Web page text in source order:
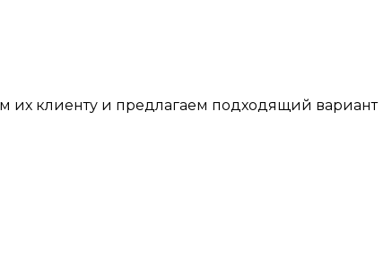
их клиенту и предлагаем подходящий вариант